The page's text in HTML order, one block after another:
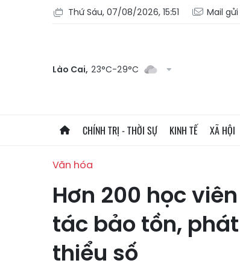
Thứ Sáu, 07/08/2026, 15:51 Mail
Lào Cai, 23°C-29°C
CHÍNH TRỊ - THỜI SỰ KINH TẾ XÃ HỘI
Văn hóa
Hơn 200 học
tác bảo tồn,
thiểu số